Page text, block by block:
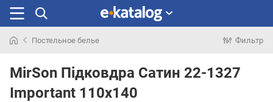
раньше
Постельное белье Фильтр
MirSon Підковдра Сатин 22-1327
Important 110х140